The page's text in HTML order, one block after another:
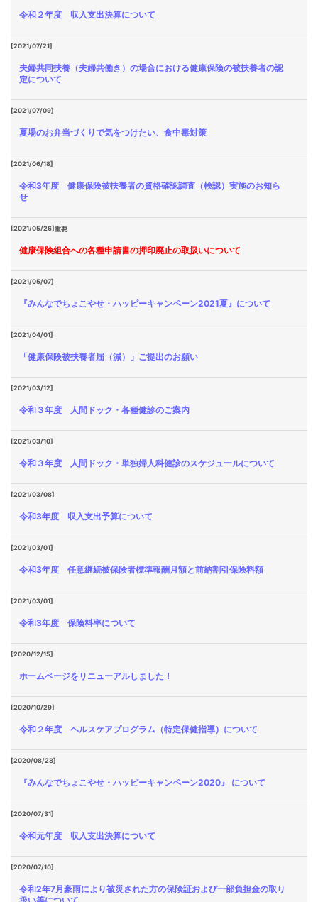
令和２年度 収入支出決算について
[2021/07/21]
夫婦共同扶養（夫婦共働き）の場合における健康保険の被扶養者の認
定について
[2021/07/09]
夏場のお弁当づくりで気をつけたい、食中毒対策
[2021/06/18]
令和3年度 健康保険被扶養者の資格確認調査（検認）実施のお知ら
せ
[2021/05/26]重要
健康保険組合への各種申請書の押印廃止の取扱いについて
[2021/05/07]
『みんなでちょこやせ・ハッピーキャンペーン2021夏』について
[2021/04/01]
「健康保険被扶養者届（減）」ご提出のお願い
[2021/03/12]
令和３年度 人間ドック・各種健診のご案内
[2021/03/10]
令和３年度 人間ドック・単独婦人科健診のスケジュールについて
[2021/03/08]
令和3年度 収入支出予算について
[2021/03/01]
令和3年度 任意継続被保険者標準報酬月額と前納割引保険料額
[2021/03/01]
令和3年度 保険料率について
[2020/12/15]
ホームページをリニューアルしました！
[2020/10/29]
令和２年度 ヘルスケアプログラム（特定保健指導）について
[2020/08/28]
『みんなでちょこやせ・ハッピーキャンペーン2020』 について
[2020/07/31]
令和元年度 収入支出決算について
[2020/07/10]
令和2年7月豪雨により被災された方の保険証および一部負担金の取り